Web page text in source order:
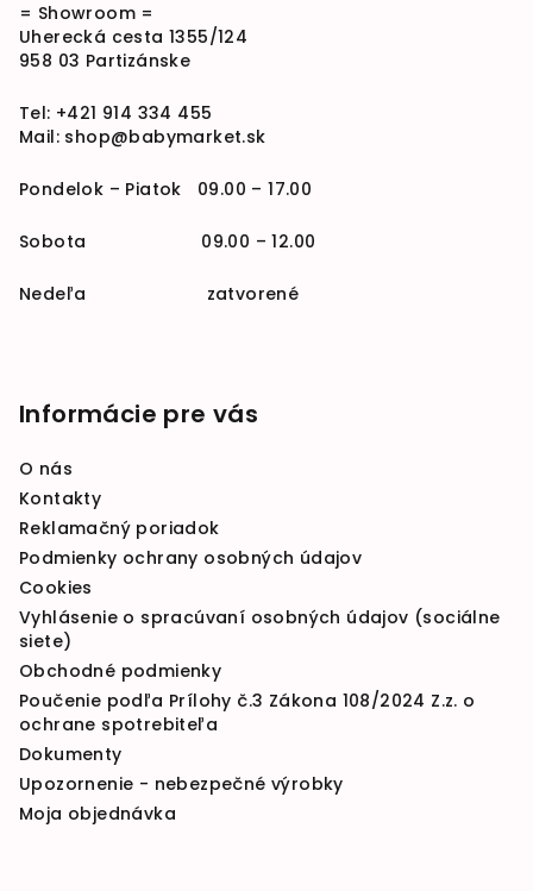
= Showroom =
Uherecká cesta 1355/124
958 03 Partizánske
Tel: +421 914 334 455
Mail: shop@babymarket.sk
Pondelok – Piatok 09.00 – 17.00
Sobota 09.00 – 12.00
Nedeľa zatvorené
Informácie pre vás
O nás
Kontakty
Reklamačný poriadok
Podmienky ochrany osobných údajov
Cookies
Vyhlásenie o spracúvaní osobných údajov (sociálne
siete)
Obchodné podmienky
Poučenie podľa Prílohy č.3 Zákona 108/2024 Z.z. o
ochrane spotrebiteľa
Dokumenty
Upozornenie - nebezpečné výrobky
Moja objednávka